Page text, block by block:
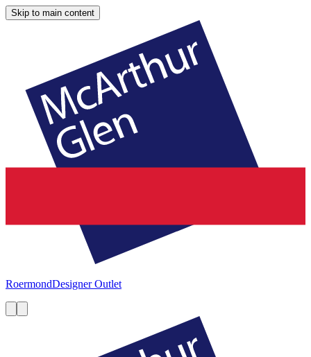
Skip to main content
RoermondDesigner Outlet